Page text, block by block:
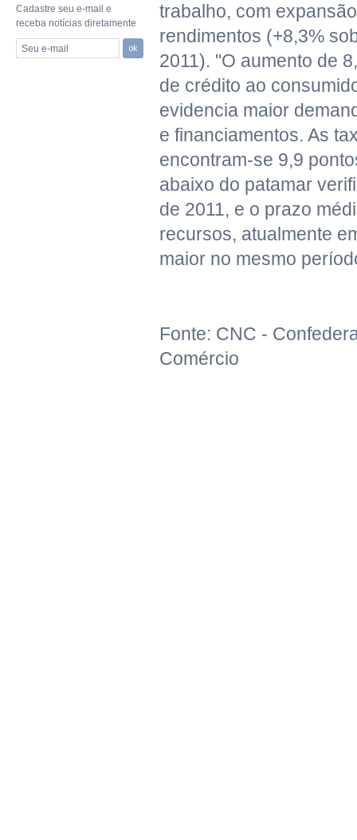
Cadastre seu e-mail e
receba notícias diretamente
Seu e-mail
trabalho, com
rendimentos (+8,3%
2011). "O aumento de
de crédito ao
evidencia maior
e financiamentos. As
encontram-se 9,9
abaixo do patamar
de 2011, e o prazo
recursos, atualmente
maior no mesmo
Fonte: CNC -
Comércio